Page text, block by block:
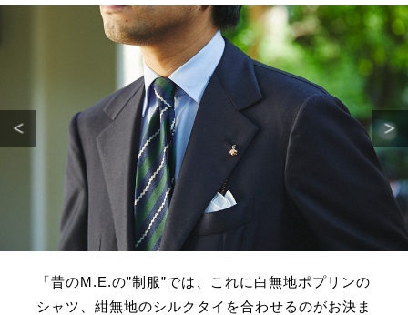
「昔のM.E.の”制服”では、これに白無地ポプリンの
シャツ、紺無地のシルクタイを合わせるのがお決ま